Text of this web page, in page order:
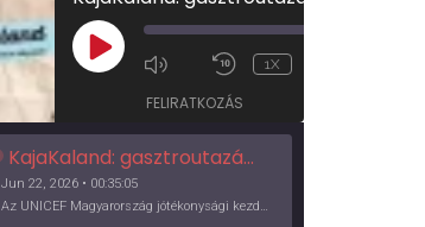
PLAY
EPISODE
1X
FELIRATKOZÁS
KajaKaland: gasztroutazás a föld körül
Jun 22, 2026 • 00:35:05
Az UNICEF Magyarország jótékonysági kezdeményezése izgalmas, egész éves világkörüli ízutazásra hív, igazi családi program és gasztroedukáció, illetve segítség a rászorulóknak is egyben.